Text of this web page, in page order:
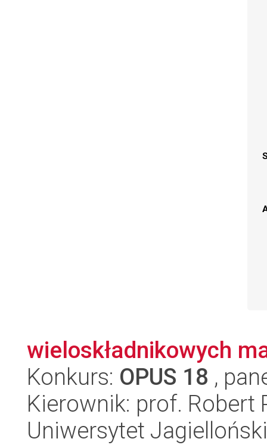
wieloskładnikowych
Konkurs: OPUS 18 ,
Kierownik: prof. Robert
Uniwersytet